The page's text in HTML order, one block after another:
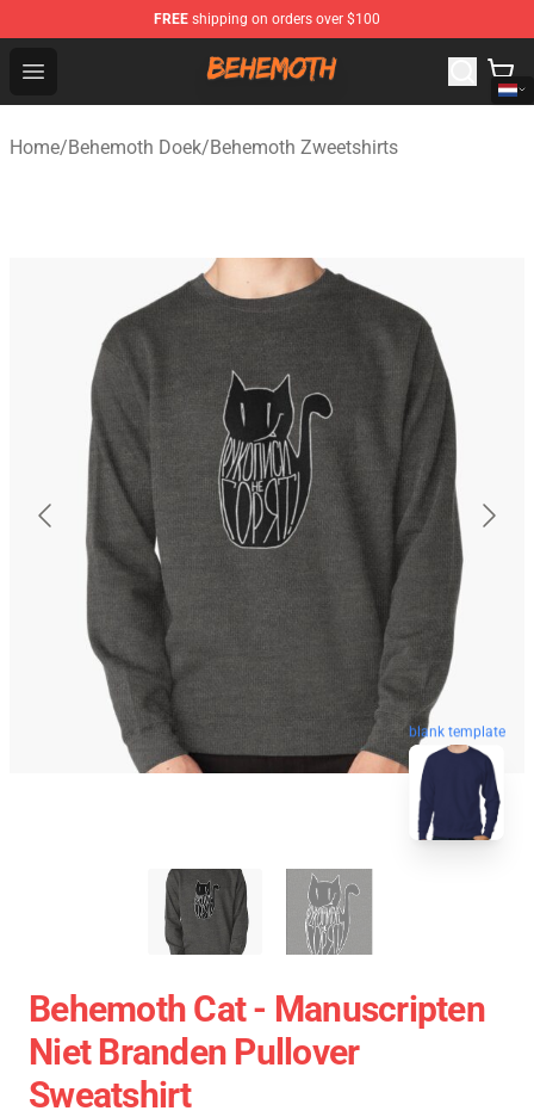
FREE shipping on orders over $100
Open menu
Behemoth Store - Official Behemoth Merchandise Shop
Home/Behemoth Doek/Behemoth Zweetshirts
blank template
Behemoth Cat - Manuscripten
Niet Branden Pullover
Sweatshirt